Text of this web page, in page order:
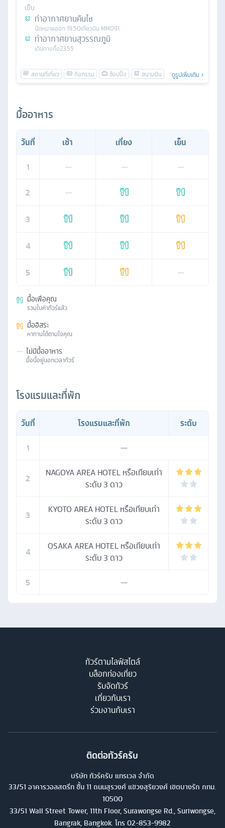
เย็น
ท่าอากาศยานคันไซ
นัดหมายออก19.50เที่ยวบิน MM091
ท่าอากาศยานสุวรรณภูมิ
เดินทางถึง23.55
ดูรูปเพิ่มเติม
มื้ออาหาร
วันที่ เช้า เที่ยง
เย็น
1
— —
—
2
—
3
4
5 —
มื้อเพื่อคุณ
รวมในค่าทัวร์แล้ว
มื้ออิสระ
หาทานได้ตามใจคุณ
— ไม่มีมื้ออาหาร
มื้อนี้อยู่นอกเวลาทัวร์
โรงแรมและที่พัก
วันที่ โรงแรมและที่พัก
ระดับ
1
—
2
NAGOYA AREA HOTEL หรือเทียบเท่า
ระดับ 3 ดาว
3
KYOTO AREA HOTEL หรือเทียบเท่า
ระดับ 3 ดาว
4
OSAKA AREA HOTEL หรือเทียบเท่า
ระดับ 3 ดาว
5
—
ทัวร์ตามไลฟ์สไตล์
บล็อกท่องเที่ยว
รับจัดทัวร์
เกี่ยวกับเรา
ร่วมงานกับเรา
ติดต่อทัวร์ครับ
บริษัท ทัวร์ครับ แทรเวล จำกัด
33/51 อาคารวอลสตรีท ชั้น 11 ถนนสุรวงศ์ แขวงสุริยวงศ์ เขตบางรัก กทม.
10500
33/51 Wall Street Tower, 11th Floor, Surawongse Rd., Suriwongse,
Bangrak, Bangkok. โทร 02-853-9982